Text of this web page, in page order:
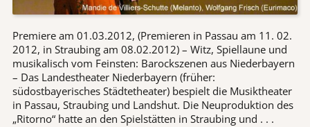
Premiere am 01.03.2012, (Premieren in Passau am 11. 02.
2012, in Straubing am 08.02.2012) – Witz, Spiellaune und
musikalisch vom Feinsten: Barockszenen aus Niederbayern
– Das Landestheater Niederbayern (früher:
südostbayerisches Städtetheater) bespielt die Musiktheater
in Passau, Straubing und Landshut. Die Neuproduktion des
„Ritorno“ hatte an den Spielstätten in Straubing und . . .